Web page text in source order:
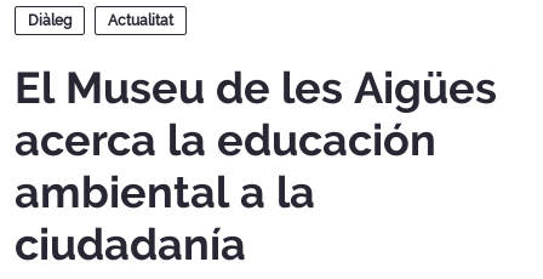
Diàleg Actualitat
El Museu de les Aigües
acerca la educación
ambiental a la
ciudadanía